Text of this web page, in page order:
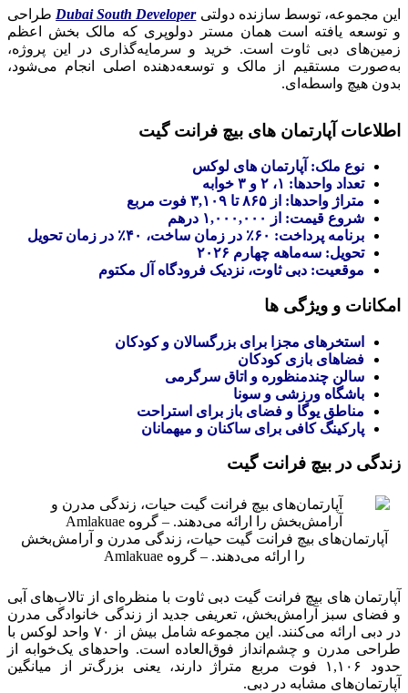
این مجموعه، توسط سازنده دولتیDubai South Developer طراحی
و توسعه یافته است همان مستر دولوپری که مالک بخش اعظم
زمین‌های دبی ثاوت است. خرید و سرمایه‌گذاری در این پروژه،
به‌صورت مستقیم از مالک و توسعه‌دهنده اصلی انجام می‌شود،
بدون هیچ واسطه‌ای.
اطلاعات آپارتمان‌ های بیچ فرانت گیت
نوع ملک: آپارتمان‌ های لوکس
تعداد واحدها: ۱، ۲ و ۳ خوابه
متراژ واحدها: از ۸۶۵ تا ۳,۱۰۹ فوت مربع
شروع قیمت: از ۱,۰۰۰,۰۰۰ درهم
برنامه پرداخت: ۶۰٪ در زمان ساخت، ۴۰٪ در زمان تحویل
تحویل: سه‌ماهه چهارم ۲۰۲۶
موقعیت: دبی ثاوت، نزدیک فرودگاه آل مکتوم
امکانات و ویژگی‌ ها
استخرهای مجزا برای بزرگسالان و کودکان
فضاهای بازی کودکان
سالن چندمنظوره و اتاق سرگرمی
باشگاه ورزشی و سونا
مناطق یوگا و فضای باز برای استراحت
پارکینگ کافی برای ساکنان و میهمانان
زندگی در بیچ فرانت گیت
آپارتمان‌های بیچ فرانت گیت حیات، زندگی مدرن و آرامش‌بخش
را ارائه می‌دهند. – گروه Amlakuae
آپارتمان‌ های بیچ فرانت گیت دبی ثاوت با منظره‌ای از تالاب‌های آبی
و فضای سبز آرامش‌بخش، تعریفی جدید از زندگی خانوادگی مدرن
در دبی ارائه می‌کنند.
این مجموعه شامل بیش از ۷۰ واحد لوکس با
طراحی مدرن و چشم‌انداز فوق‌العاده است. واحدهای یک‌خوابه از
حدود ۱,۱۰۶ فوت مربع متراژ دارند، یعنی بزرگ‌تر از میانگین
آپارتمان‌های مشابه در دبی.